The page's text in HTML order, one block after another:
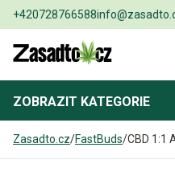
+420728766588
ZOBRAZIT KATEGORIE
Zasadto.cz/FastBuds/CBD 1:1